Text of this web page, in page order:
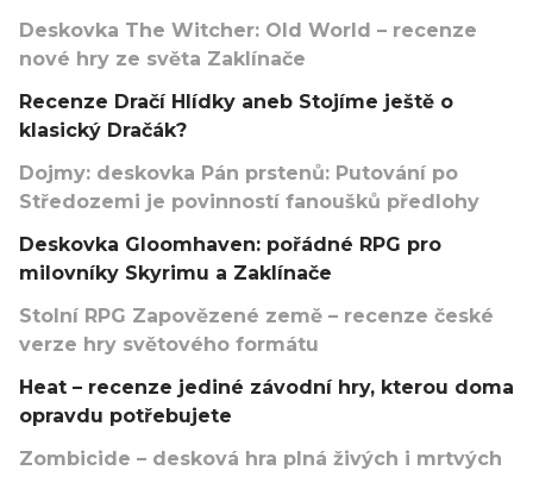
Deskovka The Witcher: Old World – recenze
nové hry ze světa Zaklínače
Recenze Dračí Hlídky aneb Stojíme ještě o
klasický Dračák?
Dojmy: deskovka Pán prstenů: Putování po
Středozemi je povinností fanoušků předlohy
Deskovka Gloomhaven: pořádné RPG pro
milovníky Skyrimu a Zaklínače
Stolní RPG Zapovězené země – recenze české
verze hry světového formátu
Heat – recenze jediné závodní hry, kterou doma
opravdu potřebujete
Zombicide – desková hra plná živých i mrtvých